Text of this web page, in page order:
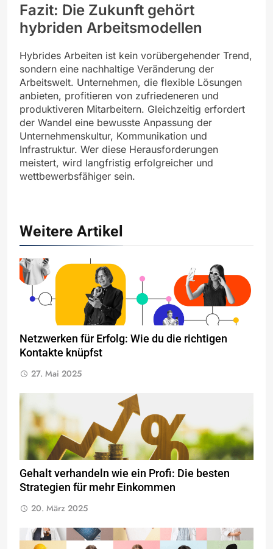
Fazit: Die Zukunft gehört
hybriden Arbeitsmodellen
Hybrides Arbeiten ist kein vorübergehender Trend,
sondern eine nachhaltige Veränderung der
Arbeitswelt. Unternehmen, die flexible Lösungen
anbieten, profitieren von zufriedeneren und
produktiveren Mitarbeitern. Gleichzeitig erfordert
der Wandel eine bewusste Anpassung der
Unternehmenskultur, Kommunikation und
Infrastruktur. Wer diese Herausforderungen
meistert, wird langfristig erfolgreicher und
wettbewerbsfähiger sein.
Weitere Artikel
Netzwerken für Erfolg: Wie du die richtigen
Kontakte knüpfst
27. Mai 2025
Gehalt verhandeln wie ein Profi: Die besten
Strategien für mehr Einkommen
20. März 2025